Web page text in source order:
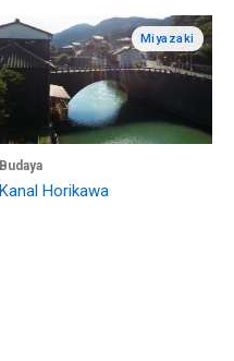
Miyazaki
Budaya
Kanal Horikawa